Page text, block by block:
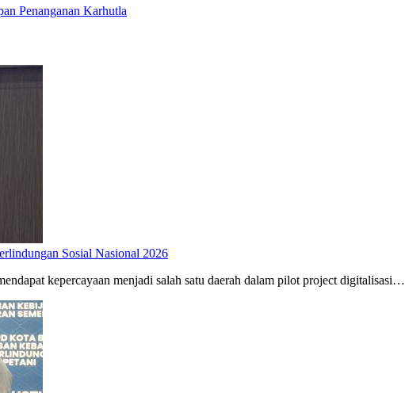
Penanganan Karhutla
Sosial Nasional 2026
kepercayaan menjadi salah satu daerah dalam pilot project digitalisasi…